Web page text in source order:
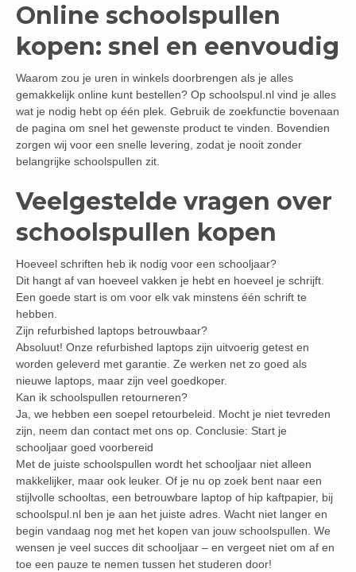
Online schoolspullen
kopen: snel en eenvoudig
Waarom zou je uren in winkels doorbrengen als je alles
gemakkelijk online kunt bestellen? Op schoolspul.nl vind je alles
wat je nodig hebt op één plek. Gebruik de zoekfunctie bovenaan
de pagina om snel het gewenste product te vinden. Bovendien
zorgen wij voor een snelle levering, zodat je nooit zonder
belangrijke schoolspullen zit.
Veelgestelde vragen over
schoolspullen kopen
Hoeveel schriften heb ik nodig voor een schooljaar?
Dit hangt af van hoeveel vakken je hebt en hoeveel je schrijft.
Een goede start is om voor elk vak minstens één schrift te
hebben.
Zijn refurbished laptops betrouwbaar?
Absoluut! Onze refurbished laptops zijn uitvoerig getest en
worden geleverd met garantie. Ze werken net zo goed als
nieuwe laptops, maar zijn veel goedkoper.
Kan ik schoolspullen retourneren?
Ja, we hebben een soepel retourbeleid. Mocht je niet tevreden
zijn, neem dan contact met ons op. Conclusie: Start je
schooljaar goed voorbereid
Met de juiste schoolspullen wordt het schooljaar niet alleen
makkelijker, maar ook leuker. Of je nu op zoek bent naar een
stijlvolle schooltas, een betrouwbare laptop of hip kaftpapier, bij
schoolspul.nl ben je aan het juiste adres. Wacht niet langer en
begin vandaag nog met het kopen van jouw schoolspullen. We
wensen je veel succes dit schooljaar – en vergeet niet om af en
toe een pauze te nemen tussen het studeren door!